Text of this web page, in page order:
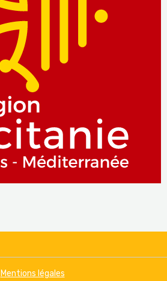
Mentions légales